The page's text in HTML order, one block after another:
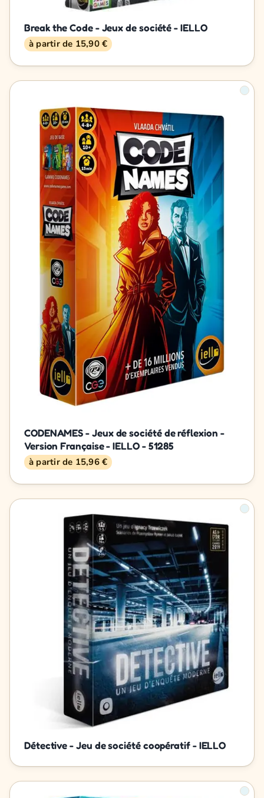
Break the Code - Jeux de société - IELLO
à partir de 15,90 €
CODENAMES - Jeux de société de réflexion -
Version Française - IELLO - 51285
à partir de 15,96 €
Détective - Jeu de société coopératif - IELLO